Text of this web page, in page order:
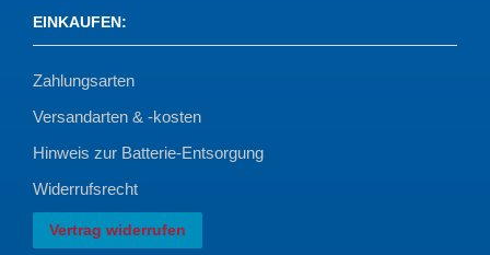
EINKAUFEN:
Zahlungsarten
Versandarten & -kosten
Hinweis zur Batterie-Entsorgung
Widerrufsrecht
Vertrag widerrufen